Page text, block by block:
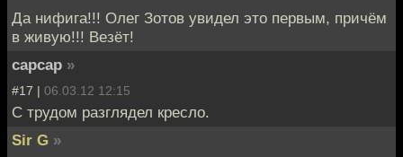
Да нифига!!! Олег Зотов увидел это первым, причём
в живую!!! Везёт!
capcap »
#17 | 06.03.12 12:15
С трудом разглядел кресло.
Sir G »